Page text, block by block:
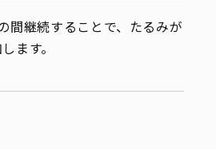
間継続することで、たるみが
ます。